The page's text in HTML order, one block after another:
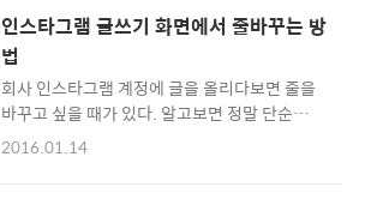
비스를 검색하다가 GetSocial을 찾았다. 겟소
셜은 디자인도 예쁘고 오류도 발견되지 않아 블
로거팁닷컴에도 설치했다. 겟소셜 공유 위젯을
설치하는 방법에 대해 알..
어 다이어리 등을 조사했다고 한다. 2014년 대
비 2015년의 SNS 이용률을 파악하기에 좋다.
보고서 다운로드 받기
http://stat.kisdi.re.kr/Library/
Division=1&seq=1041 SNS 서비스사 이용점
유율 부분을 캡쳐했다. 20대를 제외한 모든 연
인스타그램 글쓰기 화면에서 줄바꾸는 방
법
회사 인스타그램 계정에 글을 올리다보면 줄을
바꾸고 싶을 때가 있다. 알고보면 정말 단순한
이 기능을 몰라서 헤맸던 적이 수차례다. 아이폰
2016.01.14